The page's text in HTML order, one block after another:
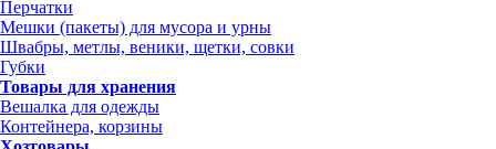
Перчатки
Мешки (пакеты) для мусора и урны
Швабры, метлы, веники, щетки, совки
Губки
Товары для хранения
Вешалка для одежды
Контейнера, корзины